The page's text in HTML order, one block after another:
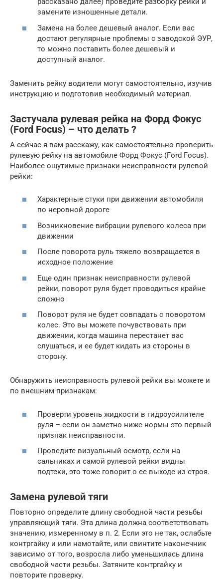
замените изношенные детали.
Замена на более дешевый аналог. Если вас
достают регулярные проблемы с заводской ЭУР,
то можно поставить более дешевый и
доступный аналог.
Заменить рейку водители могут самостоятельно, изучив
инструкцию и подготовив необходимый материал.
Застучала рулевая рейка на Форд Фокус
(Ford Focus) – что делать ?
А сейчас я вам расскажу, как самостоятельно проверить
рулевую рейку на автомобиле Форд Фокус (Ford Focus).
Наиболее ощутимые признаки неисправности рулевой
рейки:
Характерные стуки при движении автомобиля
по неровной дороге
Возникновение вибрации рулевого колеса при
движении
После поворота руль тяжело возвращается в
исходное положение
Еще один признак неисправности рулевой
рейки, поворот руля будет проводиться крайне
сложно
Поворот руля не будет совпадать с поворотом
колес. Это вы можете почувствовать при
движении, когда машина перестанет вас
слушаться, и ее будет кидать из стороны в
сторону.
Обнаружить неисправность рулевой рейки вы можете и
по внешним признакам:
Проверти уровень жидкости в гидроусилителе
руля – если он заметно ниже нормы это первый
признак неисправности.
Проведите визуальный осмотр, если на
сальниках и самой рулевой рейки видны
подтеки, это тоже говорит о ее выходе из строя.
Замена рулевой тяги
Повторно определите длину свободной части резьбы
управляющий тяги. Эта длина должна соответствовать
значению, измеренному в п. 2. Если это не так, ослабьте
контргайку и или намотайте, или свинтите наконечник
зависимо от того, возросла либо уменьшилась длина
свободной части резьбы. Затяните контргайку и
повторите проверку.